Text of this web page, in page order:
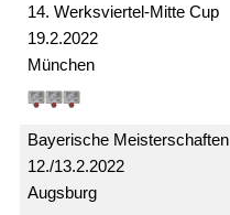
19.2.2022
14. Werksviertel-Mitte Cup
München
12./13.2.2022
Bayerische Meister­schaften
Augsburg